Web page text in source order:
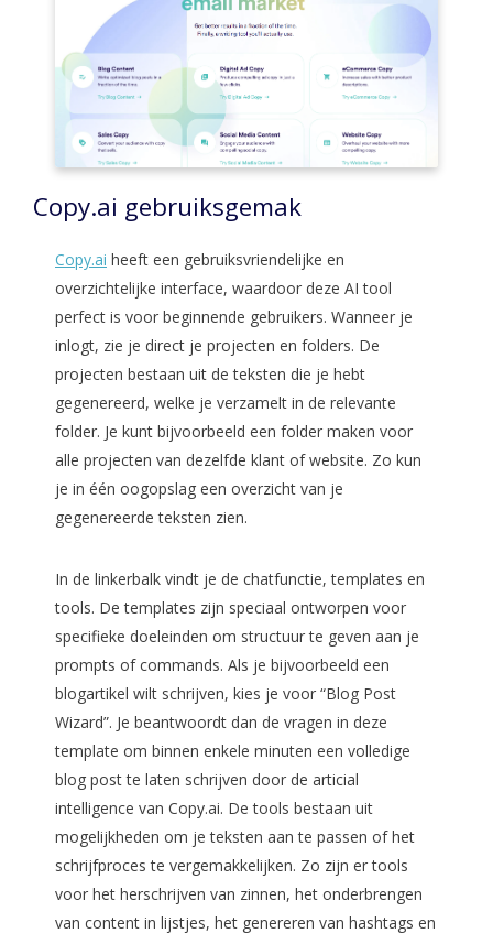
Copy.ai gebruiksgemak
Copy.ai heeft een gebruiksvriendelijke en
overzichtelijke interface, waardoor deze AI tool
perfect is voor beginnende gebruikers. Wanneer je
inlogt, zie je direct je projecten en folders. De
projecten bestaan uit de teksten die je hebt
gegenereerd, welke je verzamelt in de relevante
folder. Je kunt bijvoorbeeld een folder maken voor
alle projecten van dezelfde klant of website. Zo kun
je in één oogopslag een overzicht van je
gegenereerde teksten zien.
In de linkerbalk vindt je de chatfunctie, templates en
tools. De templates zijn speciaal ontworpen voor
specifieke doeleinden om structuur te geven aan je
prompts of commands. Als je bijvoorbeeld een
blogartikel wilt schrijven, kies je voor “Blog Post
Wizard”. Je beantwoordt dan de vragen in deze
template om binnen enkele minuten een volledige
blog post te laten schrijven door de articial
intelligence van Copy.ai. De tools bestaan uit
mogelijkheden om je teksten aan te passen of het
schrijfproces te vergemakkelijken. Zo zijn er tools
voor het herschrijven van zinnen, het onderbrengen
van content in lijstjes, het genereren van hashtags en